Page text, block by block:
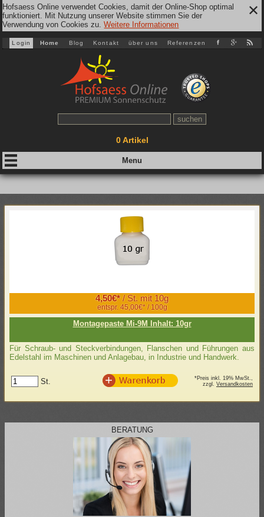
Hofsaess Online verwendet Cookies, damit der Online-Shop optimal
funktioniert. Mit Nutzung unserer Website stimmen Sie der
Verwendung von Cookies zu.Weitere Informationen
✕
Login Home Blog Kontakt über uns Referenzen
0Artikel
4,50€*/ St. mit 10g
entspr. 45,00€* / 100g
Montagepaste Mi-9M Inhalt: 10gr
Für Schraub- und Steckverbindungen, Flanschen und Führungen aus
Edelstahl im Maschinen und Anlagebau, in Industrie und Handwerk.
St.
*Preis inkl. 19% MwSt.,
zzgl. Versandkosten
BERATUNG